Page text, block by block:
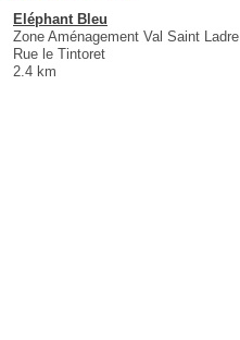
Eléphant Bleu
Zone Aménagement Val Saint Ladre
Rue le Tintoret
2.4 km